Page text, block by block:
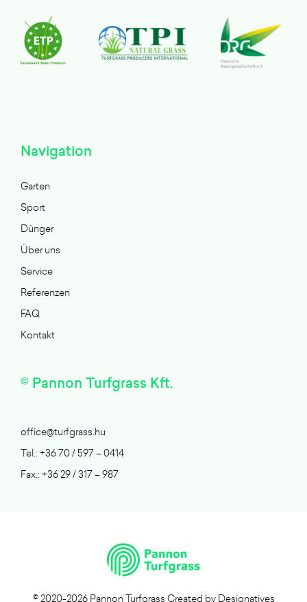
Navigation
Garten
Sport
Dünger
Über uns
Service
Referenzen
FAQ
Kontakt
© Pannon Turfgrass Kft.
office@turfgrass.hu
Tel.: +36 70 / 597 – 0414
Fax.: +36 29 / 317 – 987
© 2020-2026 Pannon Turfgrass Created by Designatives